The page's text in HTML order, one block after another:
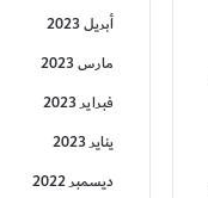
أبريل 2023
مارس 2023
فبراير 2023
يناير 2023
ديسمبر 2022